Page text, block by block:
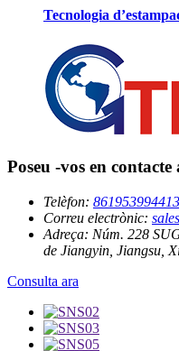
Tecnologia
Poseu -vos en
Telèfon:
Correu electrònic:
Adreça: Núm. 228
de Jiangyin, Jiangsu,
Consulta ara